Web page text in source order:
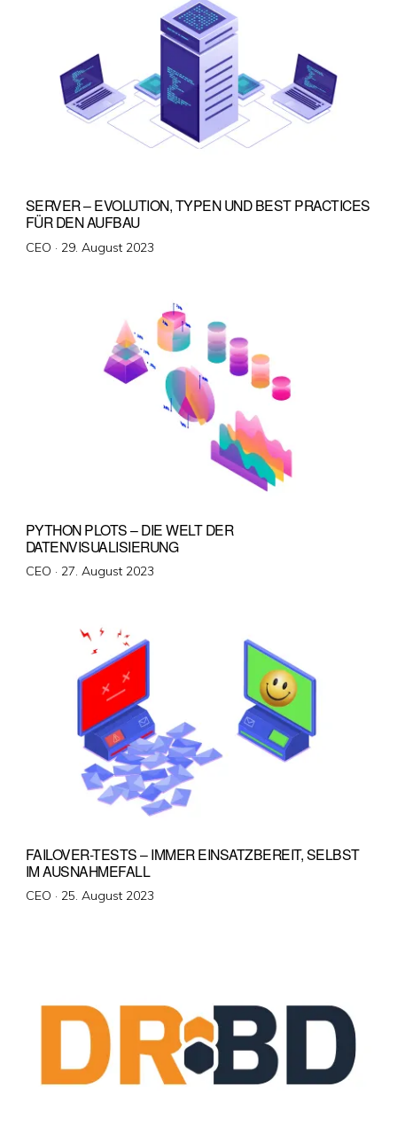
SERVER – EVOLUTION, TYPEN UND BEST PRACTICES
FÜR DEN AUFBAU
CEO · Veröffentlicht
29. August 2023
PYTHON PLOTS – DIE WELT DER
DATENVISUALISIERUNG
CEO · Veröffentlicht
27. August 2023
FAILOVER-TESTS – IMMER EINSATZBEREIT, SELBST
IM AUSNAHMEFALL
CEO · Veröffentlicht
25. August 2023